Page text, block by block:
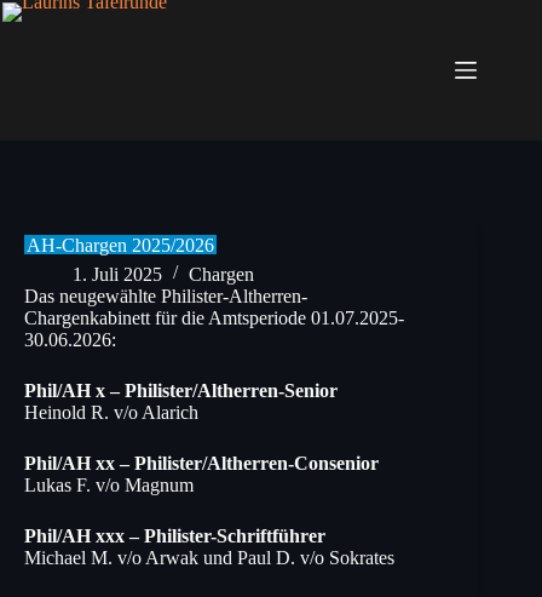
Zum
AH-Chargen 2025/2026
1. Juli 2025
Chargen
Das neugewählte Philister-Altherren-
Chargenkabinett für die Amtsperiode 01.07.2025-
30.06.2026:
Phil/AH x – Philister/Altherren-Senior
Heinold R. v/o Alarich
Phil/AH xx – Philister/Altherren-Consenior
Lukas F. v/o Magnum
Phil/AH xxx – Philister-Schriftführer
Michael M. v/o Arwak und Paul D. v/o Sokrates